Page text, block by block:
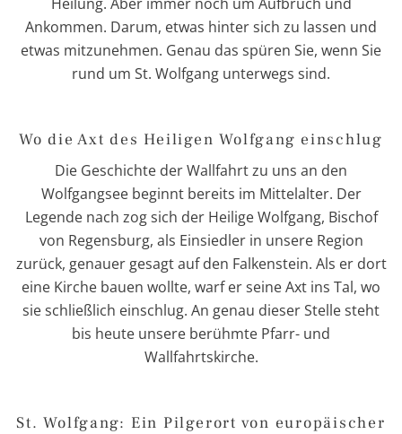
Ankommen. Darum, etwas hinter sich zu lassen und
etwas mitzunehmen. Genau das spüren Sie, wenn Sie
rund um St. Wolfgang unterwegs sind.
Wo die Axt des Heiligen Wolfgang einschlug
Die Geschichte der Wallfahrt zu uns an den
Wolfgangsee beginnt bereits im Mittelalter. Der
Legende nach zog sich der Heilige Wolfgang, Bischof
von Regensburg, als Einsiedler in unsere Region
zurück, genauer gesagt auf den Falkenstein. Als er dort
eine Kirche bauen wollte, warf er seine Axt ins Tal, wo
sie schließlich einschlug. An genau dieser Stelle steht
bis heute unsere berühmte Pfarr- und
Wallfahrtskirche.
St. Wolfgang: Ein Pilgerort von europäischer